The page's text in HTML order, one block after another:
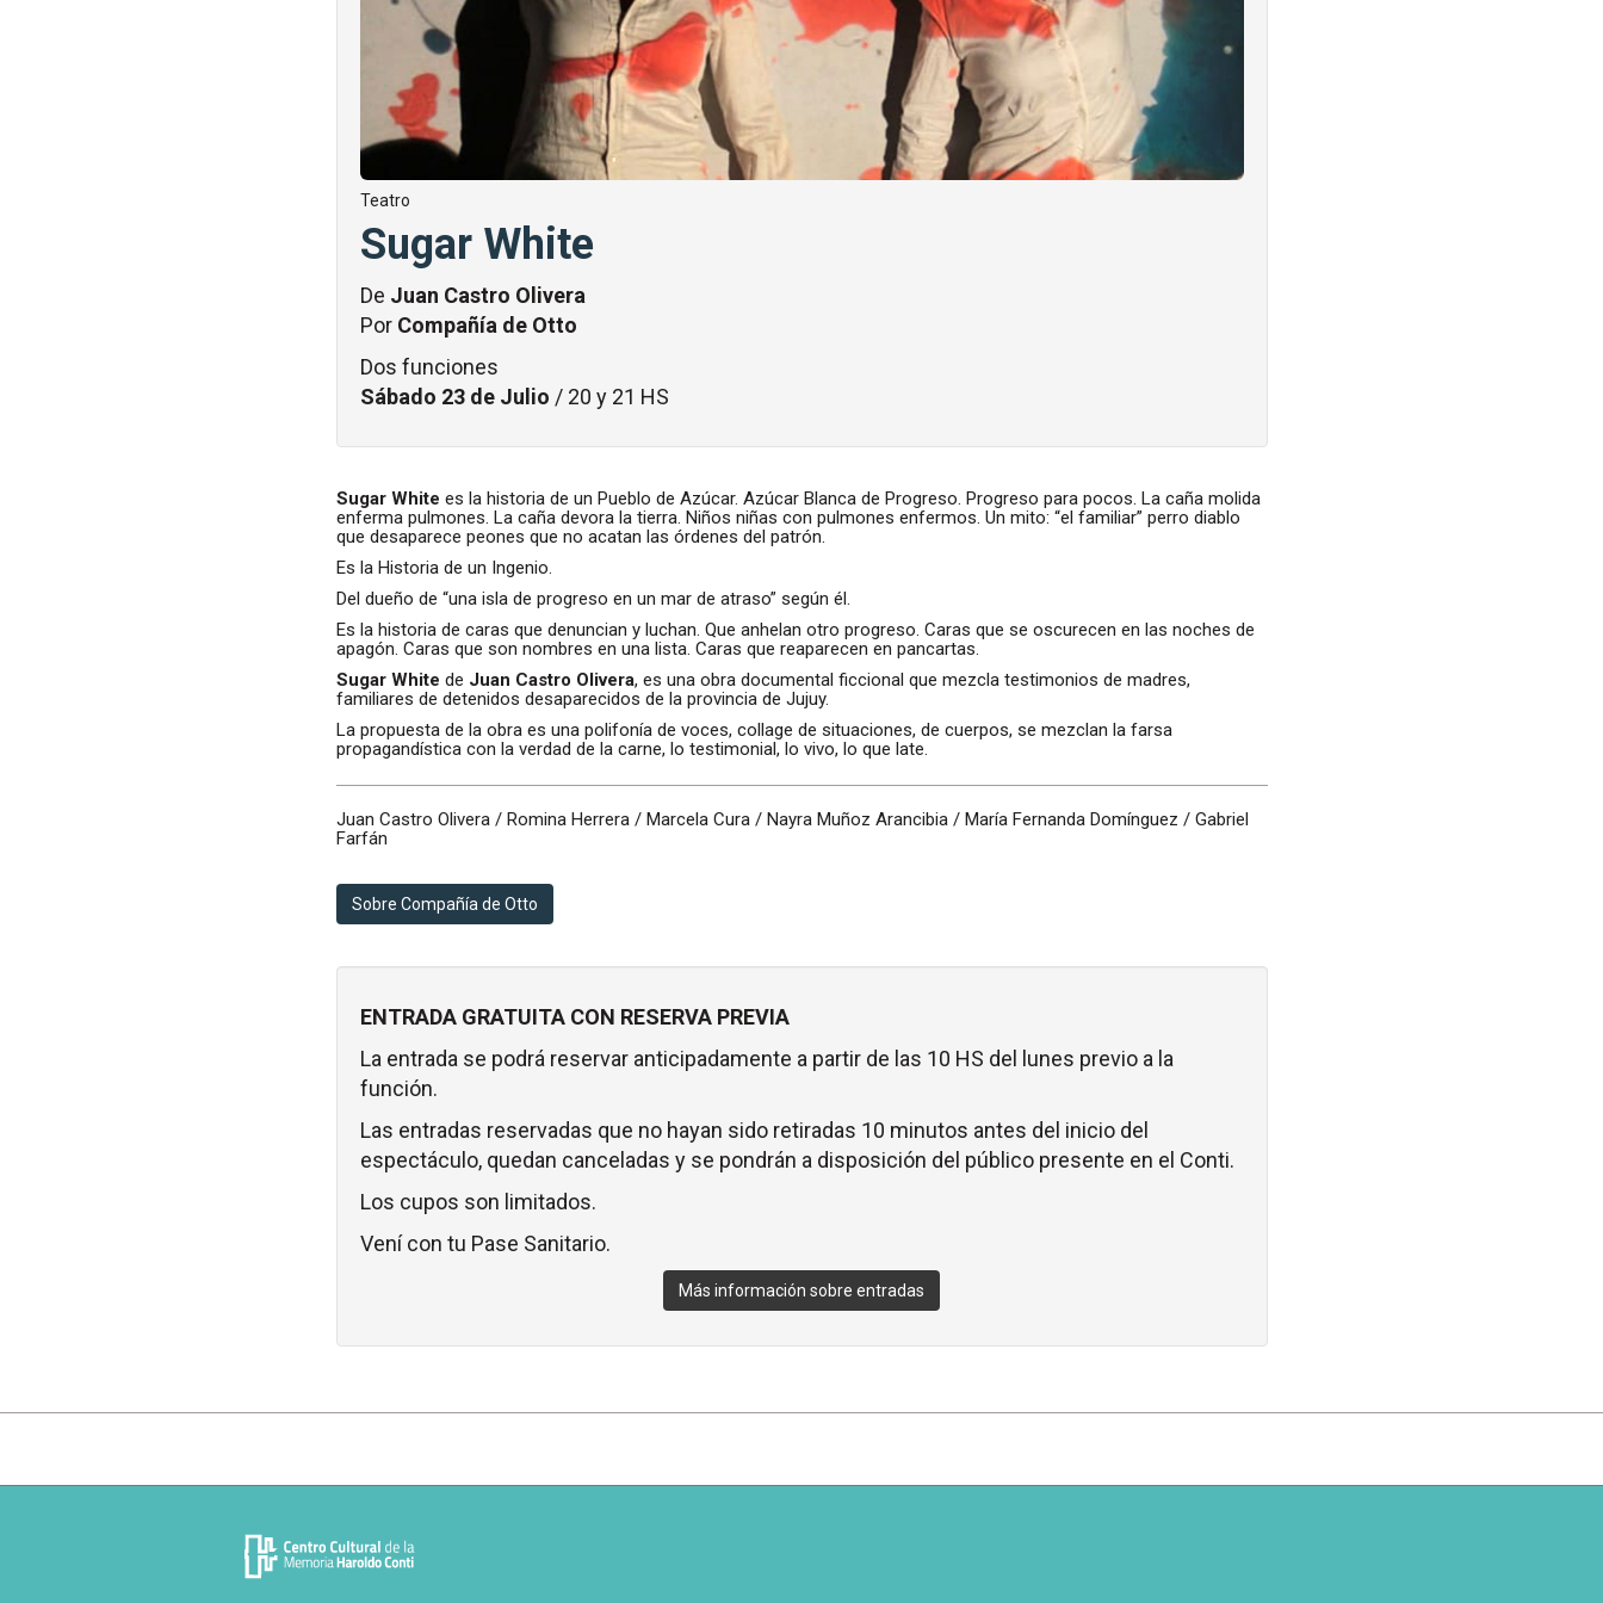
Teatro
Sugar White
De Juan Castro Olivera
Por Compañía de Otto
Dos funciones
Sábado 23 de Julio / 20 y 21 HS
Sugar White es la historia de un Pueblo de Azúcar. Azúcar Blanca de Progreso. Progreso para pocos. La caña molida
enferma pulmones. La caña devora la tierra. Niños niñas con pulmones enfermos. Un mito: “el familiar” perro diablo
que desaparece peones que no acatan las órdenes del patrón.
Es la Historia de un Ingenio.
Del dueño de “una isla de progreso en un mar de atraso” según él.
Es la historia de caras que denuncian y luchan. Que anhelan otro progreso. Caras que se oscurecen en las noches de
apagón. Caras que son nombres en una lista. Caras que reaparecen en pancartas.
Sugar White de Juan Castro Olivera, es una obra documental ficcional que mezcla testimonios de madres,
familiares de detenidos desaparecidos de la provincia de Jujuy.
La propuesta de la obra es una polifonía de voces, collage de situaciones, de cuerpos, se mezclan la farsa
propagandística con la verdad de la carne, lo testimonial, lo vivo, lo que late.
Juan Castro Olivera / Romina Herrera / Marcela Cura / Nayra Muñoz Arancibia / María Fernanda Domínguez / Gabriel
Farfán
Sobre Compañía de Otto
ENTRADA GRATUITA CON RESERVA PREVIA
La entrada se podrá reservar anticipadamente a partir de las 10 HS del lunes previo a la
función.
Las entradas reservadas que no hayan sido retiradas 10 minutos antes del inicio del
espectáculo, quedan canceladas y se pondrán a disposición del público presente en el Conti.
Los cupos son limitados.
Vení con tu Pase Sanitario.
Más información sobre entradas